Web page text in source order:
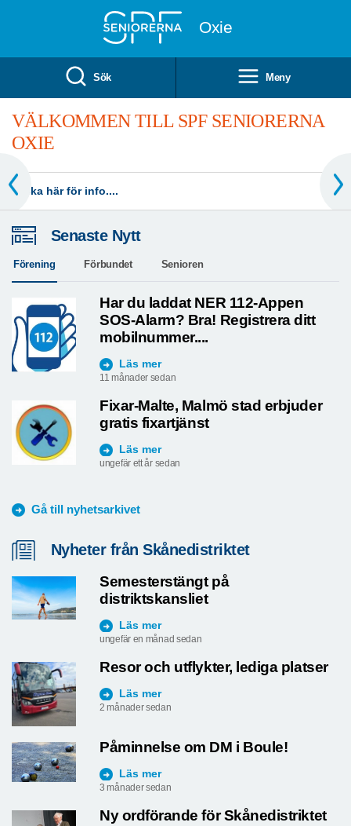
Oxie
Sök Meny
VÄLKOMMEN TILL SPF SENIORERNA
OXIE
klicka här för info....
Senaste Nytt
Förening Förbundet Senioren
Har du laddat NER 112-Appen
SOS-Alarm? Bra! Registrera ditt
mobilnummer....
Läs mer
11 månader sedan
Fixar-Malte, Malmö stad erbjuder
gratis fixartjänst
Läs mer
ungefär ett år sedan
Gå till nyhetsarkivet
Nyheter från Skånedistriktet
Semesterstängt på
distriktskansliet
Läs mer
ungefär en månad sedan
Resor och utflykter, lediga platser
Läs mer
2 månader sedan
Påminnelse om DM i Boule!
Läs mer
3 månader sedan
Ny ordförande för Skånedistriktet